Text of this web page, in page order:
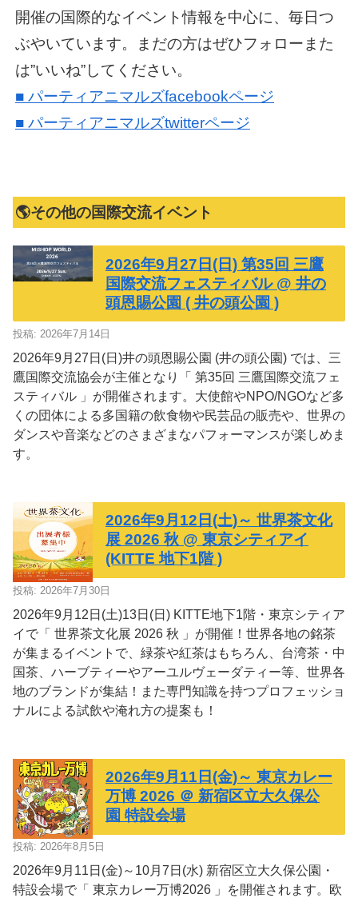
開催の国際的なイベント情報を中心に、毎日つ
ぶやいています。まだの方はぜひフォローまた
は”いいね”してください。
■ パーティアニマルズfacebookページ
■ パーティアニマルズtwitterページ
🌎その他の国際交流イベント
2026年9月27日(日) 第35回 三鷹
国際交流フェスティバル @ 井の
頭恩賜公園 ( 井の頭公園 )
投稿: 2026年7月14日
2026年9月27日(日)井の頭恩賜公園 (井の頭公園) では、三
鷹国際交流協会が主催となり「 第35回 三鷹国際交流フェ
スティバル 」が開催されます。大使館やNPO/NGOなど多
くの団体による多国籍の飲食物や民芸品の販売や、世界の
ダンスや音楽などのさまざまなパフォーマンスが楽しめま
す。
2026年9月12日(土)～ 世界茶文化
展 2026 秋 @ 東京シティアイ
(KITTE 地下1階 )
投稿: 2026年7月30日
2026年9月12日(土)13日(日) KITTE地下1階・東京シティア
イで「 世界茶文化展 2026 秋 」が開催！世界各地の銘茶
が集まるイベントで、緑茶や紅茶はもちろん、台湾茶・中
国茶、ハーブティーやアーユルヴェーダティー等、世界各
地のブランドが集結！また専門知識を持つプロフェッショ
ナルによる試飲や淹れ方の提案も！
2026年9月11日(金)～ 東京カレー
万博 2026 ＠ 新宿区立大久保公
園 特設会場
投稿: 2026年8月5日
2026年9月11日(金)～10月7日(水) 新宿区立大久保公園・
特設会場で「 東京カレー万博2026 」を開催されます。欧